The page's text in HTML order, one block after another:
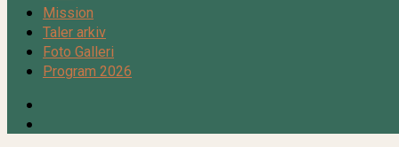
Mission
Taler arkiv
Foto Galleri
Program 2026